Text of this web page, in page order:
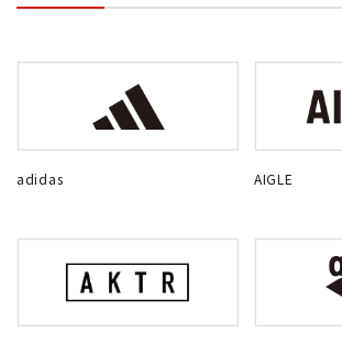
adidas AIGLE